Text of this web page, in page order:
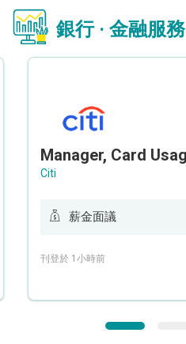
銀行 · 金融服務
Citi
薪金面議
刊登於 1小時前